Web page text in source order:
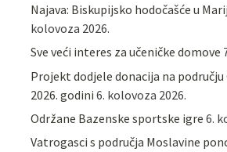
Najava: Biskupijsko hodočašće u
kolovoza 2026.
Sve veći interes za učeničke domove
Projekt dodjele donacija na području
2026. godini 6. kolovoza 2026.
Održane Bazenske sportske igre 6.
Vatrogasci s područja Moslavine